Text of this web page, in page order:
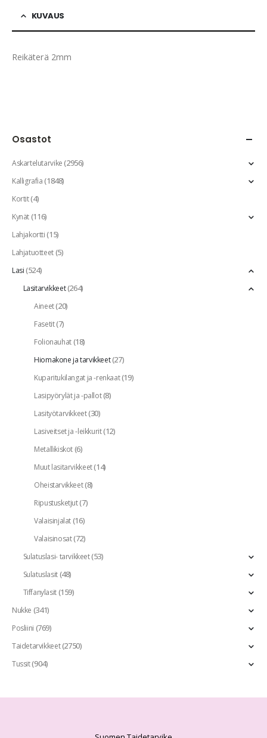
KUVAUS
Reikäterä 2mm
Osastot
Askartelutarvike(2956)
Kalligrafia(1848)
Kortit(4)
Kynät(116)
Lahjakortti(15)
Lahjatuotteet(5)
Lasi(524)
Lasitarvikkeet(264)
Aineet(20)
Fasetit(7)
Folionauhat(18)
Hiomakone ja tarvikkeet(27)
Kuparitukilangat ja -renkaat(19)
Lasipyörylät ja -pallot(8)
Lasityötarvikkeet(30)
Lasiveitset ja -leikkurit(12)
Metallikiskot(6)
Muut lasitarvikkeet(14)
Oheistarvikkeet(8)
Ripustusketjut(7)
Valaisinjalat(16)
Valaisinosat(72)
Sulatuslasi- tarvikkeet(53)
Sulatuslasit(48)
Tiffanylasit(159)
Nukke (341)
Posliini (769)
Taidetarvikkeet(2750)
Tussit(904)